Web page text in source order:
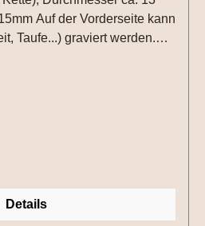
Auf der Vorderseite kann
Taufe...) graviert werden.
Details